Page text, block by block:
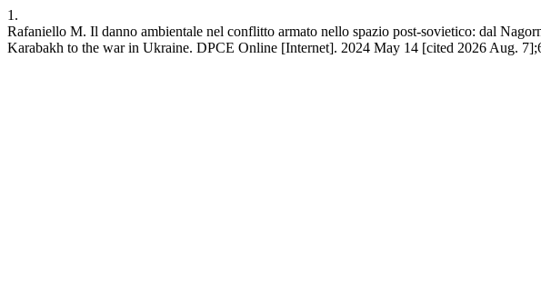
1.
Rafaniello M. Il danno ambientale nel conflitto armato nello spazio post-sovietico: dal
Karabakh to the war in Ukraine. DPCE Online [Internet]. 2024 May 14 [cited 2026 Aug.